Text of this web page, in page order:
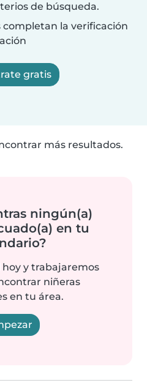
de búsqueda.
completan la verificación
gratis
más resultados.
ningún(a)
en tu
y trabajaremos
niñeras
en tu área.